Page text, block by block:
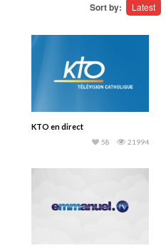
Sort by: Latest
KTO en direct
21994
58